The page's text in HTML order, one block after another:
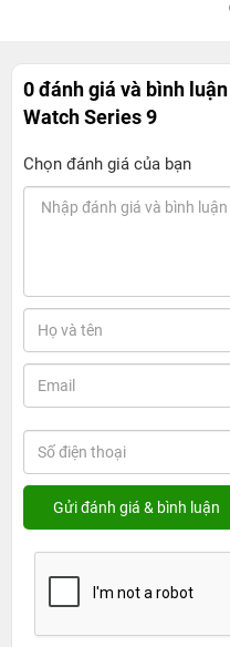
0 đánh giá và bình luận
Watch Series 9
Chọn đánh giá của bạn